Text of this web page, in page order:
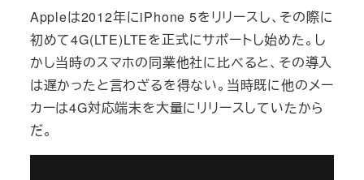
Appleは2012年にiPhone 5をリリースし、その際に
初めて4G(LTE)LTEを正式にサポートし始めた。し
かし当時のスマホの同業他社に比べると、その導入
は遅かったと言わざるを得ない。当時既に他のメー
カーは4G対応端末を大量にリリースしていたから
だ。